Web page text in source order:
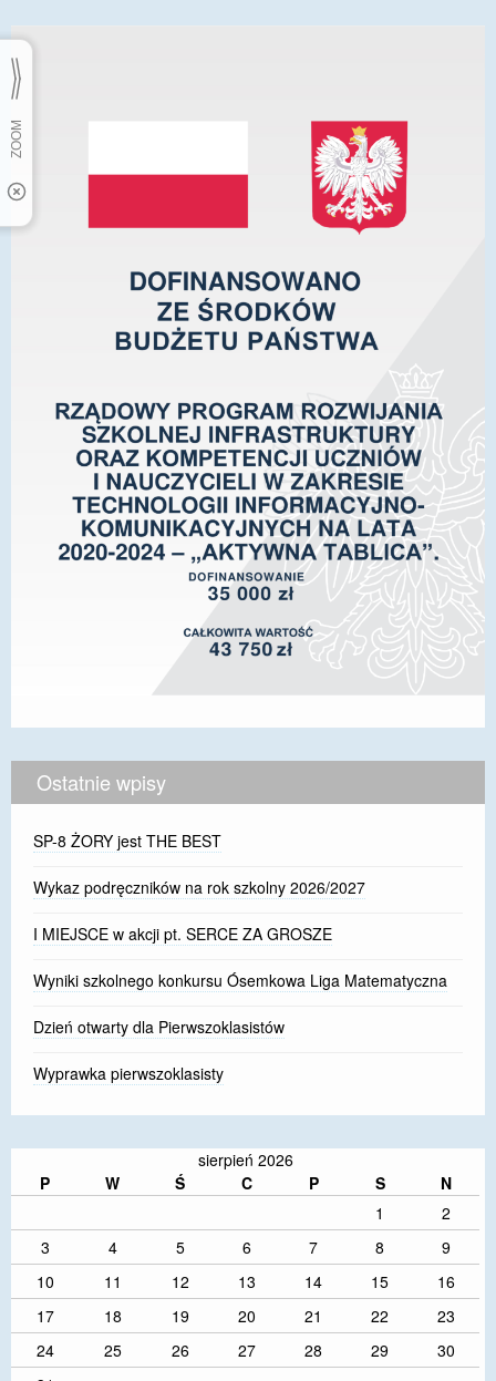
Ostatnie wpisy
SP-8 ŻORY jest THE BEST
Wykaz podręczników na rok szkolny 2026/2027
I MIEJSCE w akcji pt. SERCE ZA GROSZE
Wyniki szkolnego konkursu Ósemkowa Liga Matematyczna
Dzień otwarty dla Pierwszoklasistów
Wyprawka pierwszoklasisty
sierpień 2026
P
W Ś C P S
N
1
2
3
4 5 6 7 8
9
10
11 12 13 14 15
16
17
18 19 20 21 22
23
24
25 26 27 28 29
30